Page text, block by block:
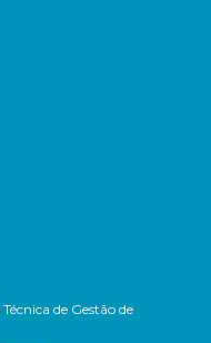
de Gestão de